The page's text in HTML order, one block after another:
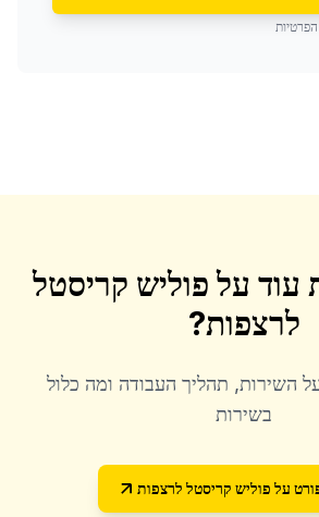
עוד עלפוליש קריסטל
לרצפות?
השירות, תהליך העבודה ומה כלול
בשירות
על פוליש קריסטל לרצפות